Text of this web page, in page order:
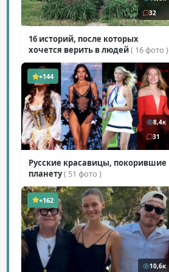
32
16 историй, после которых
хочется верить в людей( 16 фото )
+144
8,4к
31
Русские красавицы, покорившие
планету( 51 фото )
+162
10,6к